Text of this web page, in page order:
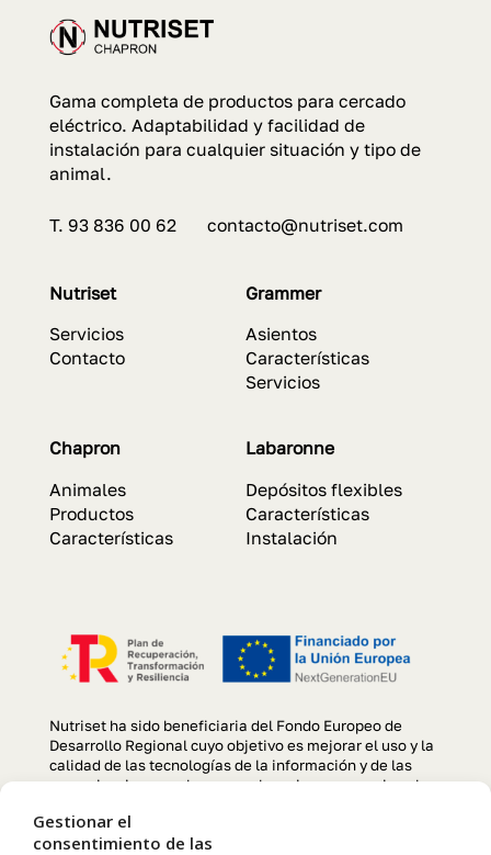
Gestionar el
consentimiento de las
Gama completa de productos para cercado
eléctrico. Adaptabilidad y facilidad de
instalación para cualquier situación y tipo de
animal.
T. 93 836 00 62 contacto@nutriset.com
Nutriset
Servicios
Contacto
Grammer
Asientos
Características
Servicios
Chapron
Animales
Productos
Características
Labaronne
Depósitos flexibles
Características
Instalación
Nutriset ha sido beneficiaria del Fondo Europeo de
Desarrollo Regional cuyo objetivo es mejorar el uso y la
calidad de las tecnologías de la información y de las
comunicaciones y el acceso a las mismas y gracias al
optimización de la página web, para la mejora de
competitividad y productividad de la empresa durante el